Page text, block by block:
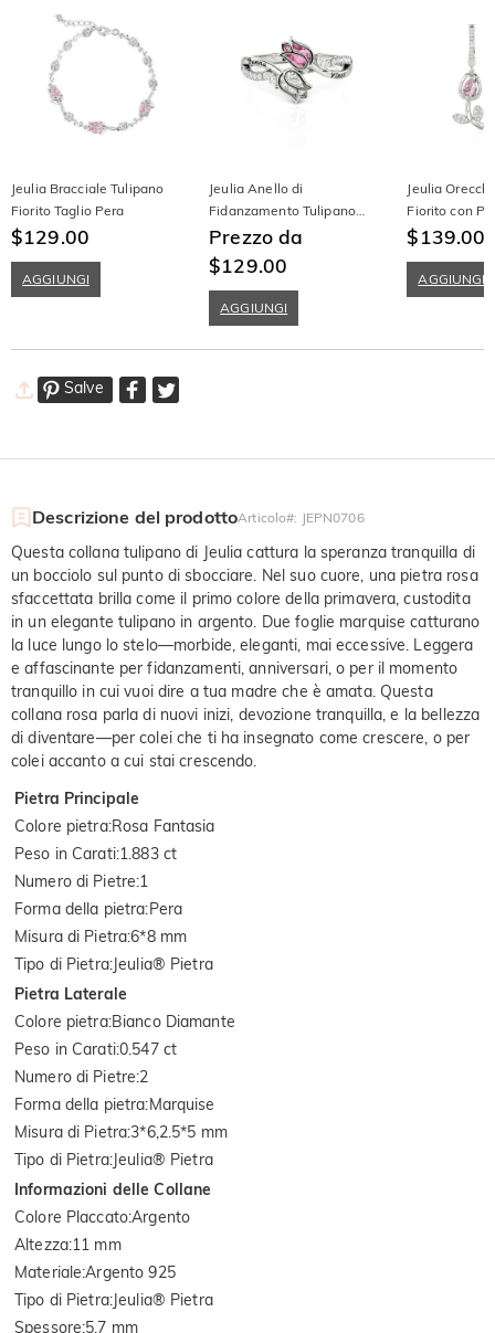
Jeulia Bracciale Tulipano
Fiorito Taglio Pera
$129.00
AGGIUNGI
Jeulia Anello di
Fidanzamento Tulipano
Fiorito Personalizzato con
Incisione
Prezzo da
$129.00
AGGIUNGI
Jeulia
Fiorito con
Argento
$139.00
AGGIUNGI
Salve
Descrizione del prodottoArticolo#: JEPN0706
Questa collana tulipano di Jeulia cattura la speranza tranquilla di
un bocciolo sul punto di sbocciare. Nel suo cuore, una pietra rosa
sfaccettata brilla come il primo colore della primavera, custodita
in un elegante tulipano in argento. Due foglie marquise catturano
la luce lungo lo stelo—morbide, eleganti, mai eccessive. Leggera
e affascinante per fidanzamenti, anniversari, o per il momento
tranquillo in cui vuoi dire a tua madre che è amata. Questa
collana rosa parla di nuovi inizi, devozione tranquilla, e la bellezza
di diventare—per colei che ti ha insegnato come crescere, o per
colei accanto a cui stai crescendo.
Pietra Principale
Colore pietra:Rosa Fantasia
Peso in Carati:1.883 ct
Numero di Pietre:1
Forma della pietra:Pera
Misura di Pietra:6*8 mm
Tipo di Pietra:Jeulia® Pietra
Pietra Laterale
Colore pietra:Bianco Diamante
Peso in Carati:0.547 ct
Numero di Pietre:2
Forma della pietra:Marquise
Misura di Pietra:3*6,2.5*5 mm
Tipo di Pietra:Jeulia® Pietra
Informazioni delle Collane
Colore Placcato:Argento
Altezza:11 mm
Materiale:Argento 925
Tipo di Pietra:Jeulia® Pietra
Spessore:5.7 mm